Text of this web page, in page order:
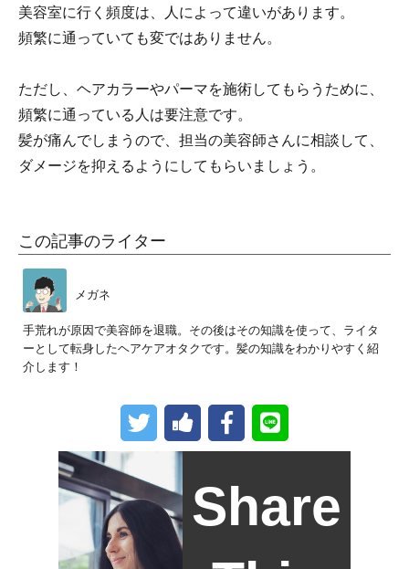
美容室に行く頻度は、人によって違いがあります。
頻繁に通っていても変ではありません。
ただし、ヘアカラーやパーマを施術してもらうために、
頻繁に通っている人は要注意です。
髪が痛んでしまうので、担当の美容師さんに相談して、
ダメージを抑えるようにしてもらいましょう。
この記事のライター
メガネ
手荒れが原因で美容師を退職。その後はその知識を使って、ライタ
ーとして転身したヘアケアオタクです。髪の知識をわかりやすく紹
介します！
Share